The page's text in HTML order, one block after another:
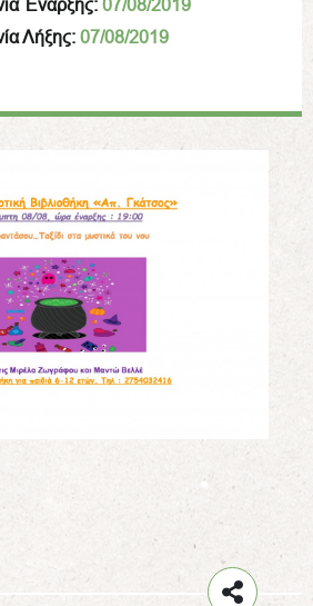
Έναρξης: 07/08/2019
Λήξης: 07/08/2019